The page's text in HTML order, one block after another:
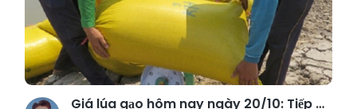
Giá lúa gạo hôm nay ngày 20/10: Tiếp đà tăng, doanh nghiệp mua nhỏ giọt